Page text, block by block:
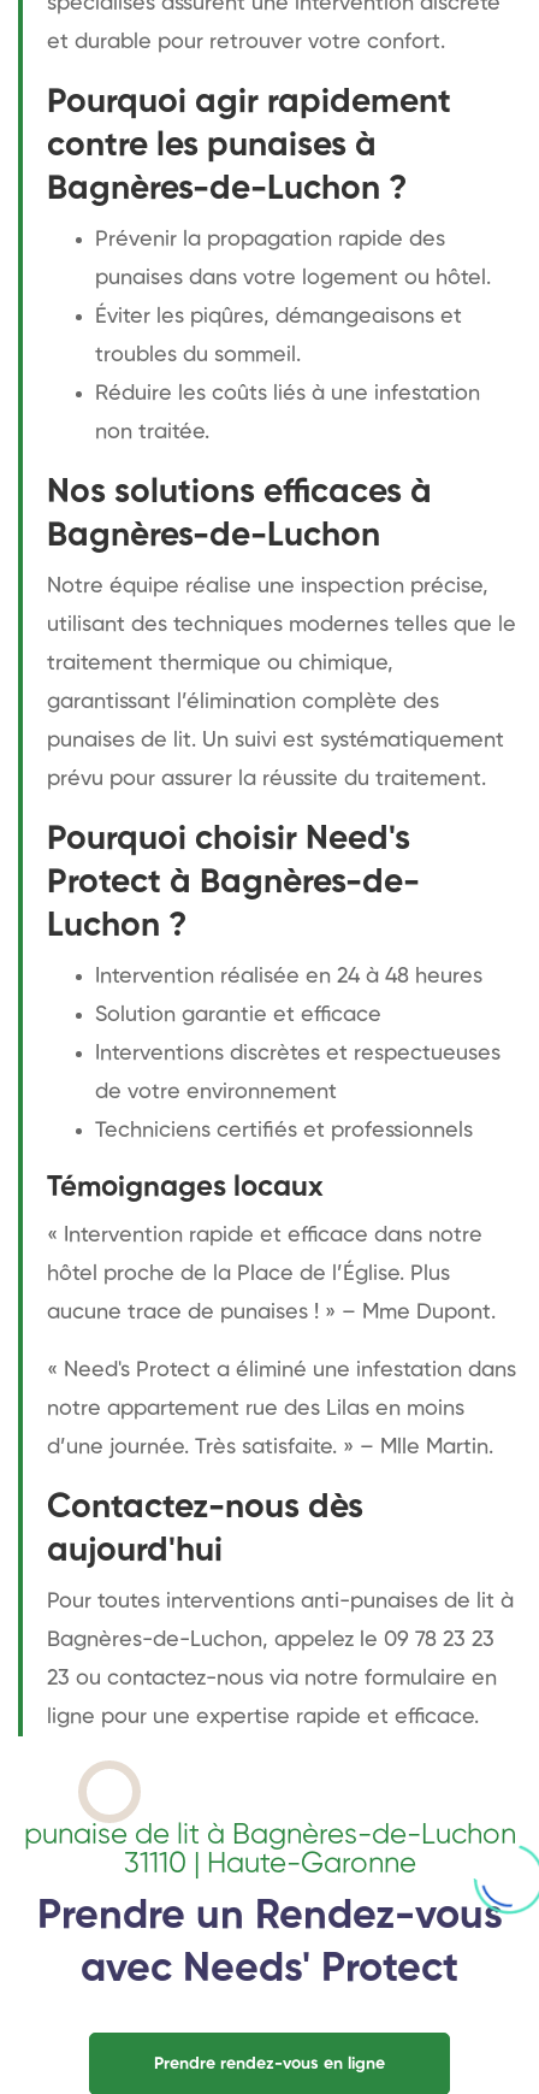
et durable pour retrouver votre confort.
Pourquoi agir rapidement
contre les punaises à
Bagnères-de-Luchon ?
Prévenir la propagation rapide des
punaises dans votre logement ou hôtel.
Éviter les piqûres, démangeaisons et
troubles du sommeil.
Réduire les coûts liés à une infestation
non traitée.
Nos solutions efficaces à
Bagnères-de-Luchon
Notre équipe réalise une inspection précise,
utilisant des techniques modernes telles que le
traitement thermique ou chimique,
garantissant l’élimination complète des
punaises de lit. Un suivi est systématiquement
prévu pour assurer la réussite du traitement.
Pourquoi choisir Need's
Protect à Bagnères-de-
Luchon ?
Intervention réalisée en 24 à 48 heures
Solution garantie et efficace
Interventions discrètes et respectueuses
de votre environnement
Techniciens certifiés et professionnels
Témoignages locaux
« Intervention rapide et efficace dans notre
hôtel proche de la Place de l’Église. Plus
aucune trace de punaises ! » – Mme Dupont.
« Need's Protect a éliminé une infestation dans
notre appartement rue des Lilas en moins
d’une journée. Très satisfaite. » – Mlle Martin.
Contactez-nous dès
aujourd'hui
Pour toutes interventions anti-punaises de lit à
Bagnères-de-Luchon, appelez le 09 78 23 23
23 ou contactez-nous via notre formulaire en
ligne pour une expertise rapide et efficace.
punaise de lit à Bagnères-de-Luchon
31110 | Haute-Garonne
Prendre un Rendez-vous
avec Needs' Protect
Prendre rendez-vous en ligne